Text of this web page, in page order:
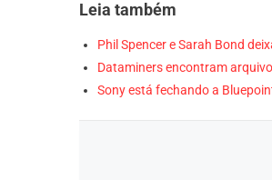
Leia também
Phil Spencer e Sarah Bond
Dataminers encontram
Sony está fechando a